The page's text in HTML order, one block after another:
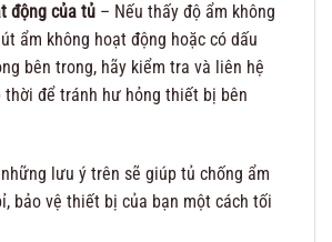
động của tủ– Nếu thấy độ ẩm không
ẩm không hoạt động hoặc có dấu
bên trong, hãy kiểm tra và liên hệ
thời để tránh hư hỏng thiết bị bên
lưu ý trên sẽ giúp tủ chống ẩm
bảo vệ thiết bị của bạn một cách tối